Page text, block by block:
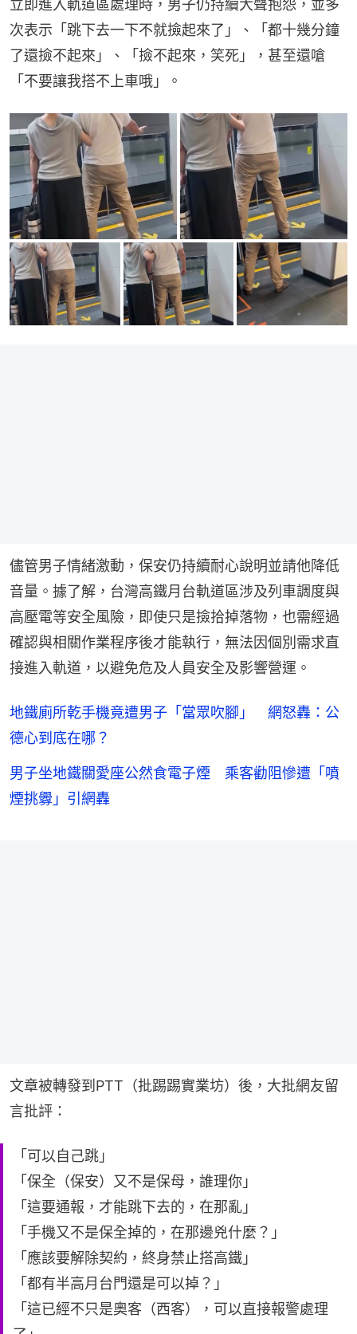
立即進入軌道區處理時，男子仍持續大聲抱怨，並多
次表示「跳下去一下不就撿起來了」、「都十幾分鐘
了還撿不起來」、「撿不起來，笑死」，甚至還嗆
「不要讓我搭不上車哦」。
儘管男子情緒激動，保安仍持續耐心說明並請他降低
音量。據了解，台灣高鐵月台軌道區涉及列車調度與
高壓電等安全風險，即使只是撿拾掉落物，也需經過
確認與相關作業程序後才能執行，無法因個別需求直
接進入軌道，以避免危及人員安全及影響營運。
地鐵廁所乾手機竟遭男子「當眾吹腳」 網怒轟：公
德心到底在哪？
男子坐地鐵關愛座公然食電子煙 乘客勸阻慘遭「噴
煙挑釁」引網轟
文章被轉發到PTT（批踢踢實業坊）後，大批網友留
言批評：
「可以自己跳」
「保全（保安）又不是保母，誰理你」
「這要通報，才能跳下去的，在那亂」
「手機又不是保全掉的，在那邊兇什麼？」
「應該要解除契約，終身禁止搭高鐵」
「都有半高月台門還是可以掉？」
「這已經不只是奧客（西客），可以直接報警處理